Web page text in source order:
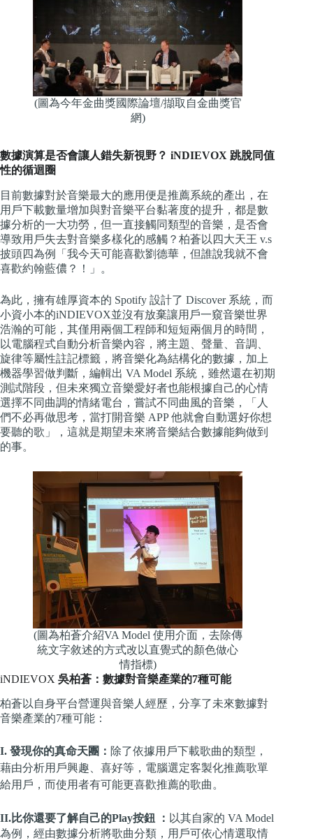
(圖為今年金曲獎國際論壇/擷取自金曲獎官
網)
數據演算是否會讓人錯失新視野？ iNDIEVOX 跳脫同值
性的循迴圈
目前數據對於音樂最大的應用便是推薦系統的產出，在
用戶下載數量增加與對音樂平台黏著度的提升，都是數
據分析的一大功勞，但一直接觸同類型的音樂，是否會
導致用戶失去對音樂多樣化的感觸？柏蒼以四大天王 v.s
披頭四為例「我今天可能喜歡劉德華，但誰說我就不會
喜歡約翰藍儂？！」。
為此，擁有雄厚資本的 Spotify 設計了 Discover 系統，而
小資小本的iNDIEVOX並沒有放棄讓用戶一窺音樂世界
浩瀚的可能， 其僅用兩個工程師和短短兩個月的時間，
以電腦程式自動分析音樂內容，將主題、聲量、音調、
旋律等屬性註記標籤，將音樂化為結構化的數據，加上
機器學習做判斷，編輯出 VA Model 系統，雖然還在初期
測試階段，但未來獨立音樂愛好者也能根據自己的心情
選擇不同曲調的情緒電台，嘗試不同曲風的音樂，「人
們不必再做思考，當打開音樂 APP 他就會自動選好你想
要聽的歌」，這就是期望未來將音樂結合數據能夠做到
的事。
(圖為柏蒼介紹VA Model 使用介面，去除傳
統文字敘述的方式改以直覺式的顏色做心
情指標)
iNDIEVOX 吳柏蒼：數據對音樂產業的7種可能
柏蒼以自身平台營運與音樂人經歷，分享了未來數據對
音樂產業的7種可能：
I. 發現你的真命天團： 除了依據用戶下載歌曲的類型 ，
藉由分析用戶興趣、喜好等，電腦選定客製化推薦歌單
給用戶，而使用者有可能更喜歡推薦的歌曲。
II.比你還要了解自己的Play按鈕 ： 以其自家的 VA Model
為例，經由數據分析將歌曲分類，用戶可依心情選取情